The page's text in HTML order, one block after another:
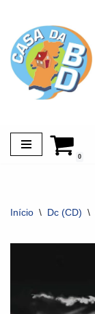
Avançar
para
o
conteúdo
0
Início \ Dc (CD) \